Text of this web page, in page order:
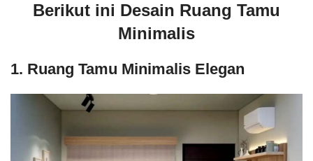
Berikut ini Desain Ruang Tamu
Minimalis
1. Ruang Tamu Minimalis Elegan